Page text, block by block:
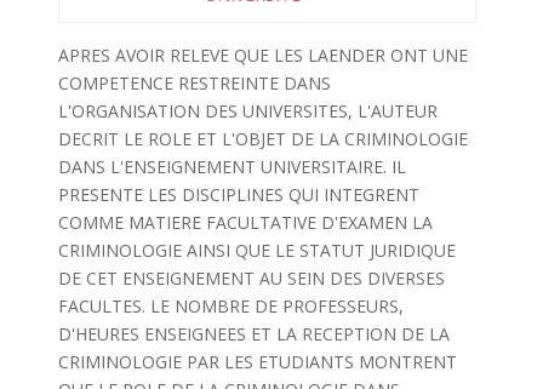
APRES AVOIR RELEVE QUE LES LAENDER ONT UNE
COMPETENCE RESTREINTE DANS
L'ORGANISATION DES UNIVERSITES, L'AUTEUR
DECRIT LE ROLE ET L'OBJET DE LA CRIMINOLOGIE
DANS L'ENSEIGNEMENT UNIVERSITAIRE. IL
PRESENTE LES DISCIPLINES QUI INTEGRENT
COMME MATIERE FACULTATIVE D'EXAMEN LA
CRIMINOLOGIE AINSI QUE LE STATUT JURIDIQUE
DE CET ENSEIGNEMENT AU SEIN DES DIVERSES
FACULTES. LE NOMBRE DE PROFESSEURS,
D'HEURES ENSEIGNEES ET LA RECEPTION DE LA
CRIMINOLOGIE PAR LES ETUDIANTS MONTRENT